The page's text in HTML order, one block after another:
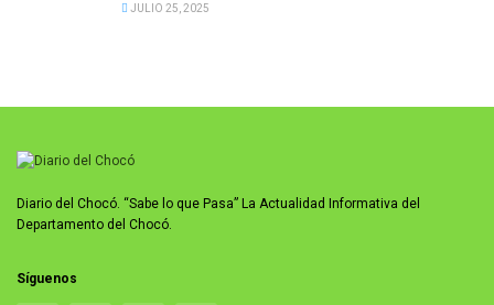
JULIO 25, 2025
Diario del Chocó. “Sabe lo que Pasa” La Actualidad Informativa del
Departamento del Chocó.
Síguenos